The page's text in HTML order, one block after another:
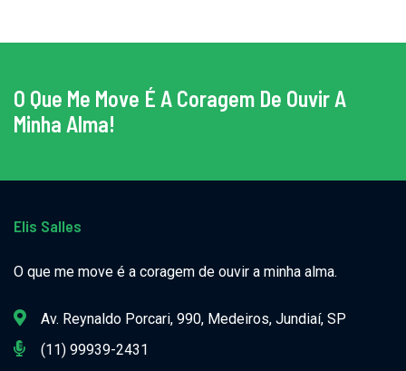
O Que Me Move É A Coragem De Ouvir A
Minha Alma!
Elis Salles
O que me move é a coragem de ouvir a minha alma.
Av. Reynaldo Porcari, 990, Medeiros, Jundiaí, SP
(11) 99939-2431